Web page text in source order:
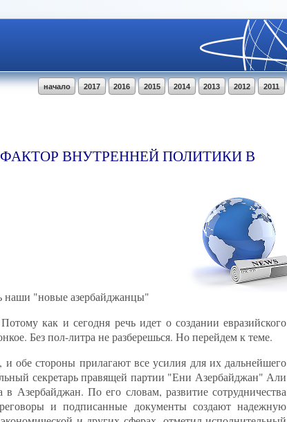
2011
2012
2013
2014
2015
2016
2017
начало
ФАКТОР ВНУТРЕННЕЙ ПОЛИТИКИ В
наши "новые азербайджанцы"
как и сегодня речь идет о создании евразийского
Без пол-литра не разберешься. Но перейдем к теме.
стороны прилагают все усилия для их дальнейшего
секретарь правящей партии "Ени Азербайджан" Али
Азербайджан. По его словам, развитие сотрудничества
и подписанные документы создают надежную